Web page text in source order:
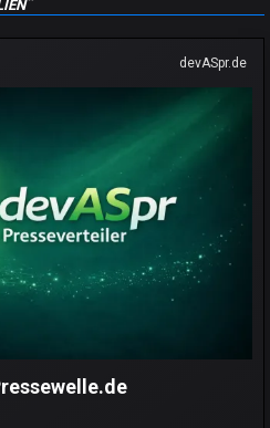
devASpr.de